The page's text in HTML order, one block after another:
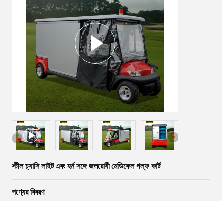
স্টীল চ্যাসি লাইট এবং হর্ন সঙ্গে জলরোধী মেডিকেল গল্ফ কার্ট
পণ্যের বিবরণ